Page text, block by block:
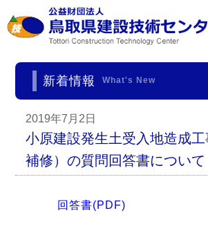
新着情報 What's New
2019年7月2日
小原建設発生土受入地造成
補修）の質問回答書について
回答書(PDF)